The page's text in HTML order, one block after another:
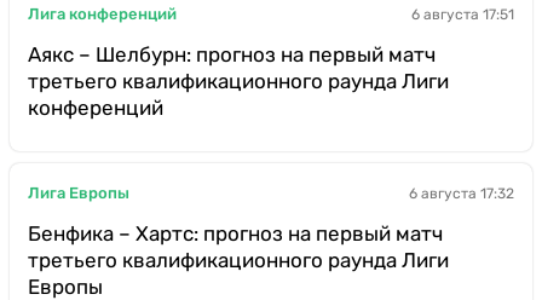
Лига конференций 6 августа 17:51
Аякс – Шелбурн: прогноз на первый матч
третьего квалификационного раунда Лиги
конференций
Лига Европы 6 августа 17:32
Бенфика – Хартс: прогноз на первый матч
третьего квалификационного раунда Лиги
Европы